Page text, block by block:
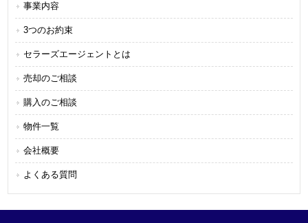
事業内容
3つのお約束
セラーズエージェントとは
売却のご相談
購入のご相談
物件一覧
会社概要
よくある質問